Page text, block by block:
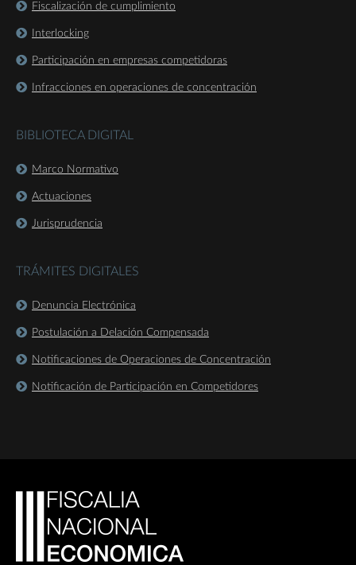
Fiscalización de cumplimiento
Interlocking
Participación en empresas competidoras
Infracciones en operaciones de concentración
BIBLIOTECA DIGITAL
Marco Normativo
Actuaciones
Jurisprudencia
TRÁMITES DIGITALES
Denuncia Electrónica
Postulación a Delación Compensada
Notificaciones de Operaciones de Concentración
Notificación de Participación en Competidores